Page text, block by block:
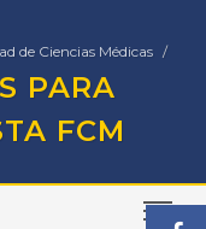
de Ciencias Médicas
PARA
FCM